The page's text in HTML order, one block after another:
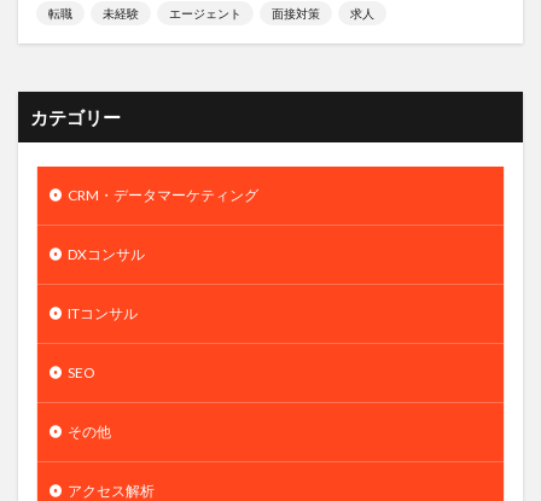
転職 未経験 エージェント 面接対策 求人
カテゴリー
CRM・データマーケティング
DXコンサル
ITコンサル
SEO
その他
アクセス解析